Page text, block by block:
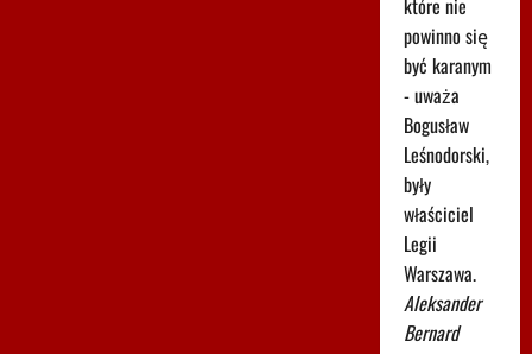
które nie
powinno się
być karanym
- uważa
Bogusław
Leśnodorski,
były
właściciel
Legii
Warszawa.
Aleksander
Bernard